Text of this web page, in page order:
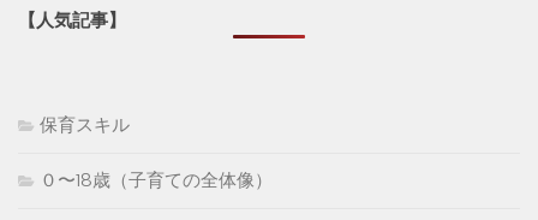
【人気記事】
保育スキル
０〜18歳（子育ての全体像）